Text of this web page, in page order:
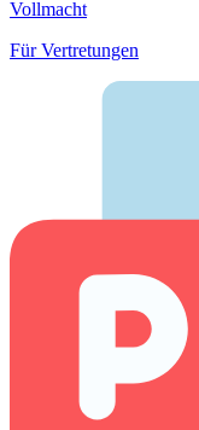
Vollmacht
Für Vertretungen